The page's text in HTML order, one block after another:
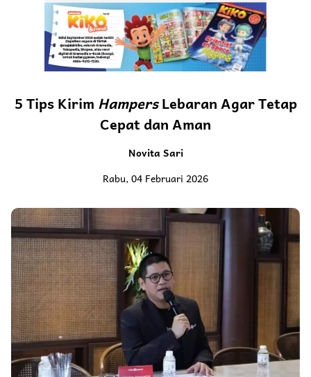
5 Tips Kirim HampersLebaran Agar Tetap
Cepat dan Aman
Novita Sari
Rabu, 04 Februari 2026